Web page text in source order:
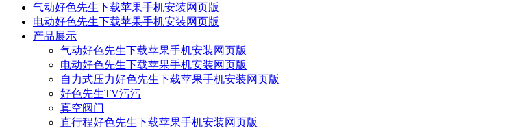
气动好色先生下载苹果手机安装网页版
电动好色先生下载苹果手机安装网页版
产品展示
气动好色先生下载苹果手机安装网页版
电动好色先生下载苹果手机安装网页版
自力式压力好色先生下载苹果手机安装网页版
好色先生TV污污
真空阀门
直行程好色先生下载苹果手机安装网页版